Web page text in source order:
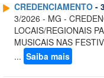
CREDENCIAMENTO -
3/2026 - MG -
LOCAIS/REGIONAIS
MUSICAIS NAS
... Saiba mais